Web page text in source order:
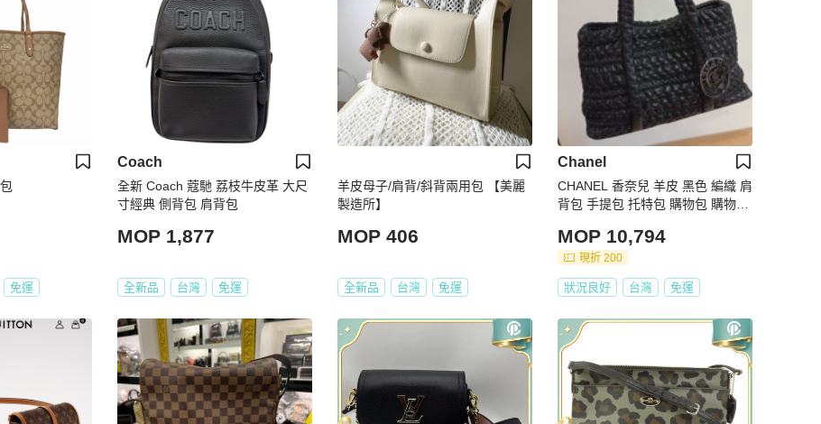
免運
Coach
全新 Coach 蔻馳 荔枝牛皮革 大尺
寸經典 側背包 肩背包
MOP 1,877
全新品 台灣 免運
羊皮母子/肩背/斜背兩用包 【美麗
製造所】
MOP 406
全新品 台灣 免運
Chanel
CHANEL 香奈兒 羊皮 黑色 編織 肩
背包 手提包 托特包 購物包 購物袋
MOP 10,794
現折 200
狀況良好 台灣 免運